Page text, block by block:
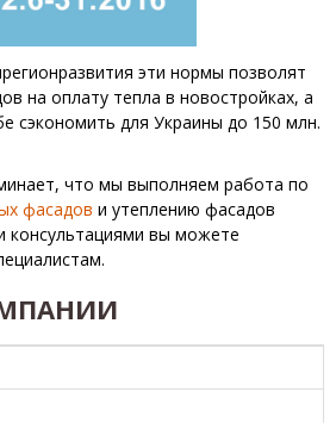
эти нормы позволят
на оплату тепла в новостройках, а
сэкономить для Украины до 150 млн.
что мы выполняем работа по
фасадов и утеплению фасадов
консультациями вы можете